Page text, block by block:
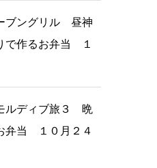
ブングリル 昼神
で作るお弁当 １
ルディブ旅３ 晩
弁当 １０月２４